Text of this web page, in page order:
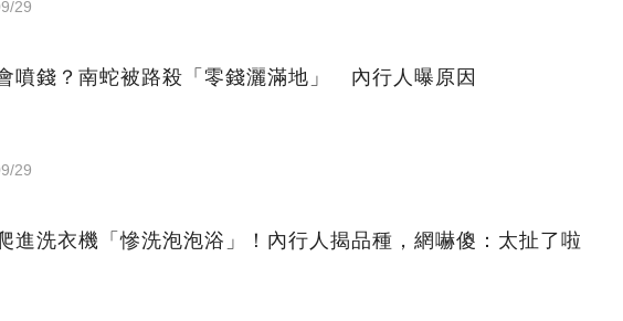
29
噴錢？南蛇被路殺「零錢灑滿地」 內行人曝原因
29
進洗衣機「慘洗泡泡浴」！內行人揭品種，網嚇傻：太扯了啦